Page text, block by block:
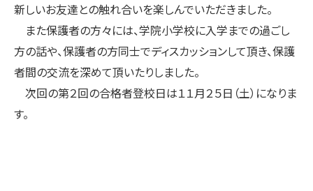
新しいお友達との触れ合いを楽しんでいただきました。
また保護者の方々には、学院小学校に入学までの過ごし
方の話や、保護者の方同士でディスカッションして頂き、保護
者間の交流を深めて頂いたりしました。
次回の第２回の合格者登校日は１１月２５日（土）になりま
す。